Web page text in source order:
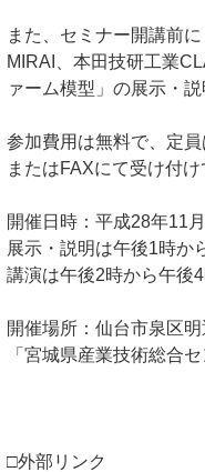
また、セミナー開講前
MIRAI、本田技研工業
ァーム模型」の展示・
参加費用は無料で、定
またはFAXにて受け付け
開催日時：平成28年11
展示・説明は午後1時か
講演は午後2時から午後
開催場所：仙台市泉区
「宮城県産業技術総合セ
□外部リンク